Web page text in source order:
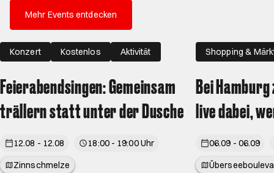
Mehr Events entdecken
Konzert Kostenlos Aktivität
Feierabendsingen: Gemeinsam
trällern statt unter der Dusche
12.08 - 12.08
18:00 - 19:00 Uhr
Zinnschmelze
Shopping &
Bei
live dabei,
06.09 - 06.09